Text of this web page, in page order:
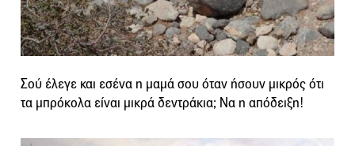
Σού έλεγε και εσένα η μαμά σου όταν ήσουν μικρός ότι
τα μπρόκολα είναι μικρά δεντράκια; Να η απόδειξη!